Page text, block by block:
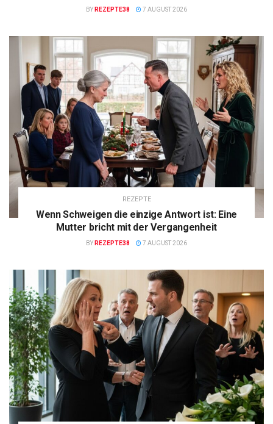
BY REZEPTE38 7 AUGUST 2026
REZEPTE
Wenn Schweigen die einzige Antwort ist: Eine
Mutter bricht mit der Vergangenheit
BY REZEPTE38 7 AUGUST 2026